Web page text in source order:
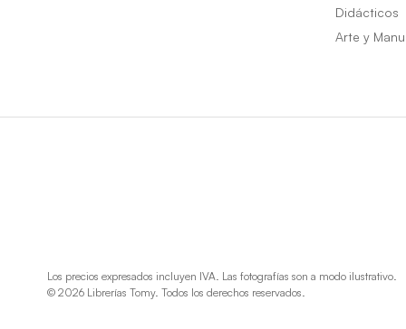
Didácticos
Arte y
Los precios expresados incluyen IVA. Las fotografías son a modo ilustrativo.
© 2026 Librerías Tomy. Todos los derechos reservados.